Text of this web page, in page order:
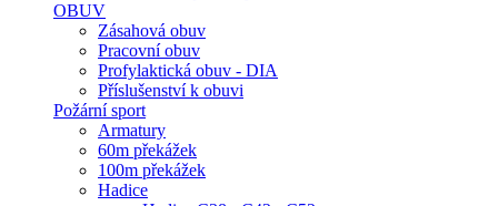
OBUV
Zásahová obuv
Pracovní obuv
Profylaktická obuv - DIA
Příslušenství k obuvi
Požární sport
Armatury
60m překážek
100m překážek
Hadice